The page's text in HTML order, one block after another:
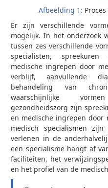
Afbeelding 1:
Er zijn verschillende
mogelijk. In het onderzoek
tussen zes verschillende
specialisten,
medische ingrepen door
verblijf, aanvullende
behandeling van
waarschijnlijke
gezondheidszorg zijn
en medische ingrepen door
medisch specialismen
verlenen in de
een specialisme hangt af
faciliteiten, het
en het profiel van de